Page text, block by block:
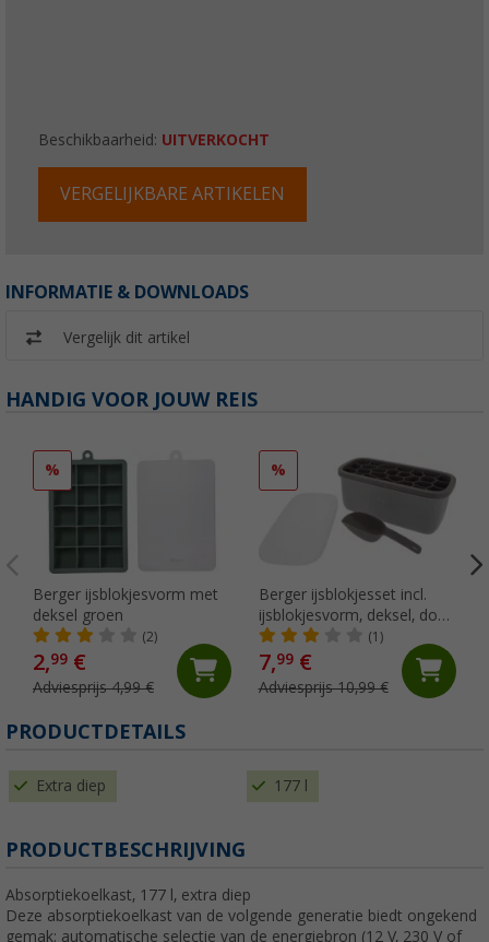
Beschikbaarheid: UITVERKOCHT
VERGELIJKBARE ARTIKELEN
INFORMATIE & DOWNLOADS
Vergelijk dit artikel
HANDIG VOOR JOUW REIS
%
Berger ijsblokjesvorm met
deksel groen
(2)
2,99 €
Adviesprijs 4,99 €
%
Berger ijsblokjesset incl.
ijsblokjesvorm, deksel, doos
en ijsschep grijs
(1)
7,99€
Adviesprijs 10,99 €
PRODUCTDETAILS
Extra diep 177 l
PRODUCTBESCHRIJVING
Absorptiekoelkast, 177 l, extra diep
Deze absorptiekoelkast van de volgende generatie biedt ongekend
gemak: automatische selectie van de energiebron (12 V, 230 V of